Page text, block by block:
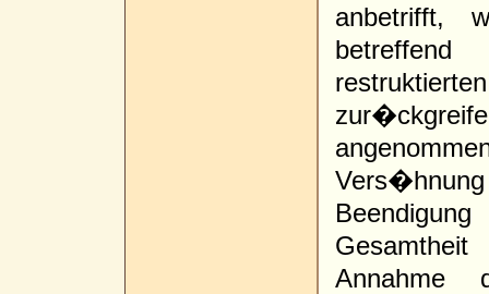
anbetrifft,
Annahme